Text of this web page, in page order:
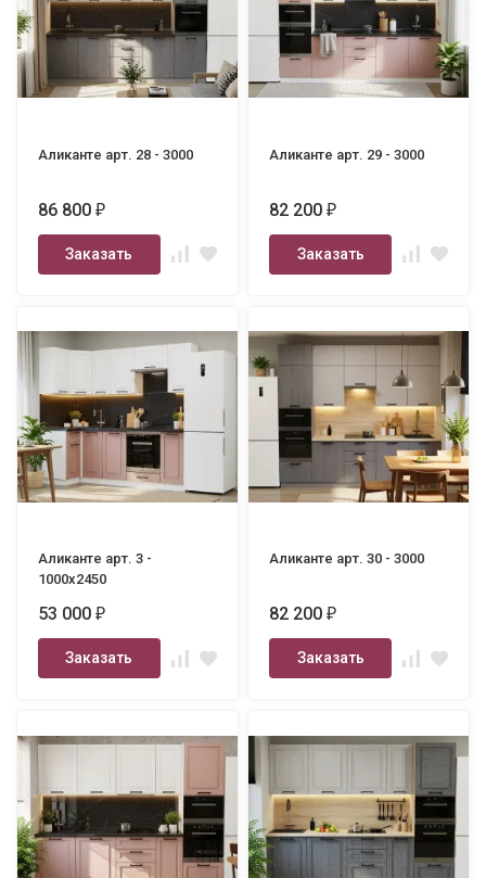
Аликанте арт. 28 - 3000
86 800₽
Заказать
Аликанте арт. 29 - 3000
82 200₽
Заказать
Аликанте арт. 3 -
1000х2450
53 000₽
Заказать
Аликанте арт. 30 - 3000
82 200₽
Заказать